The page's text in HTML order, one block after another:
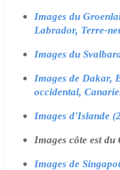
Images du
Labrador, Terre-
Images du
Images de Dakar,
occidental,
Images d'Islande
Images côte est
Images de